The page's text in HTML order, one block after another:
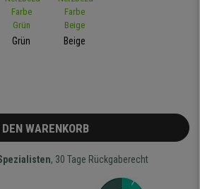
Grün Beige
DEN WARENKORB
, 30 Tage Rückgaberecht